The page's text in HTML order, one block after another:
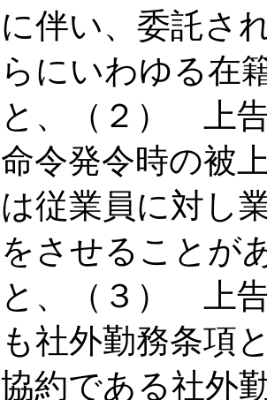
に伴い、委託さ
らにいわゆる在
と、（２） 上
命令発令時の被
は従業員に対し
をさせることが
と、（３） 上
も社外勤務条項
協約である社外